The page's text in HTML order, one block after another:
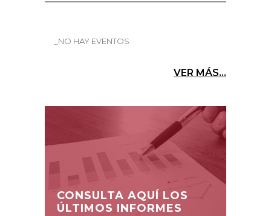
_NO HAY EVENTOS
VER MÁS...
CONSULTA AQUÍ LOS
ÚLTIMOS INFORMES